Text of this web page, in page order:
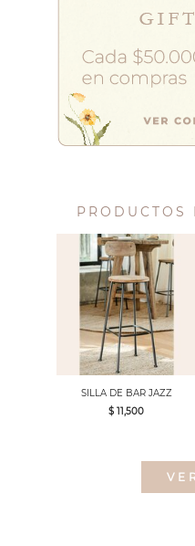
PRODUCTOS
SILLA DE BAR JAZZ
$ 11,500